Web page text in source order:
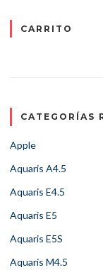
CARRITO
CATEGORÍAS
Apple
Aquaris A4.5
Aquaris E4.5
Aquaris E5
Aquaris E5S
Aquaris M4.5